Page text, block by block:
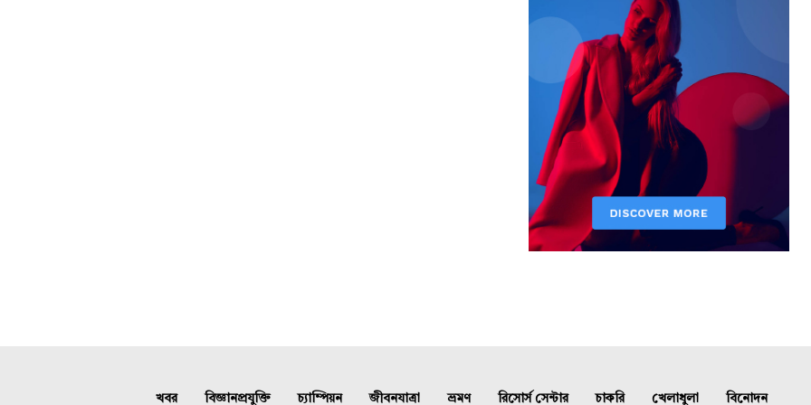
খবর বিজ্ঞানপ্রযুক্তি চ্যাম্পিয়ন জীবনযাত্রা ভ্রমণ রিসোর্স সেন্টার চাকরি খেলাধুলা বিনোদন